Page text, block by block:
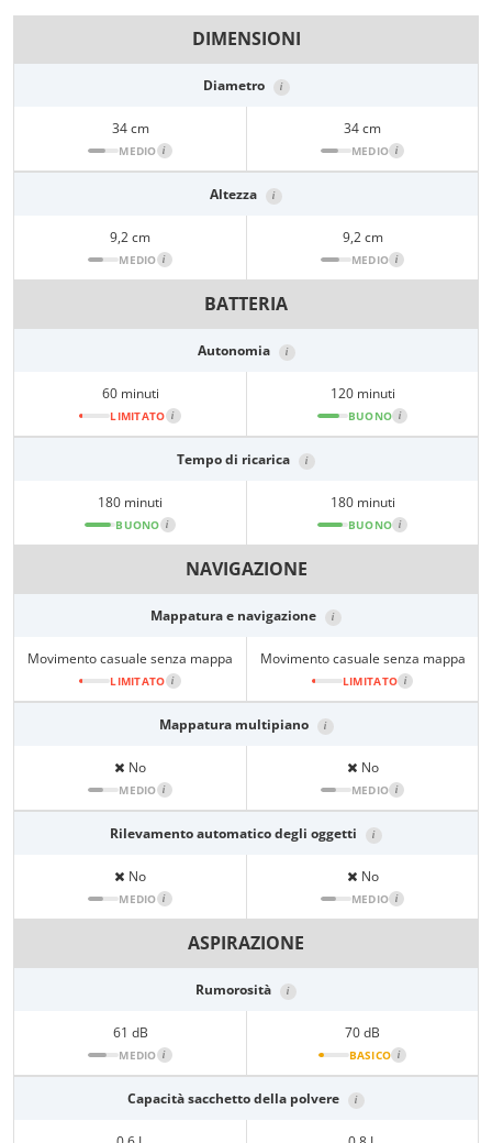
DIMENSIONI
Diametro i
34 cm
MEDIO i
34 cm
MEDIO i
Altezza i
9,2 cm
MEDIO i
9,2 cm
MEDIO i
BATTERIA
Autonomia i
60 minuti
LIMITATO i
120 minuti
BUONO i
Tempo di ricarica i
180 minuti
BUONO i
180 minuti
BUONO i
NAVIGAZIONE
Mappatura e navigazione i
Movimento casuale senza mappa
LIMITATO i
Movimento casuale senza mappa
LIMITATO i
Mappatura multipiano i
No
MEDIO i
No
MEDIO i
Rilevamento automatico degli oggetti i
No
MEDIO i
No
MEDIO i
ASPIRAZIONE
Rumorosità i
61 dB
MEDIO i
70 dB
BASICO i
Capacità sacchetto della polvere i